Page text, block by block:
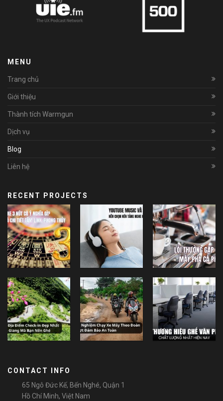
MENU
Trang chủ
Giới thiệu
Thành tích Warmgun
Dịch vụ
Blog
Liên hệ
RECENT PROJECTS
CONTACT INFO
65 Ngô Đức Kế, Bến Nghé, Quận 1
Hồ Chí Minh, Việt Nam